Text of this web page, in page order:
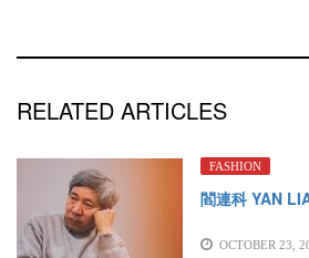
RELATED ARTICLES
FASHION
閻連科 YAN
OCTOBER 23,